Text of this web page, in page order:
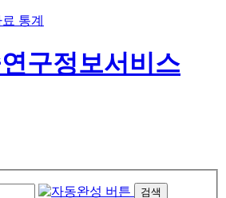
통계
검색